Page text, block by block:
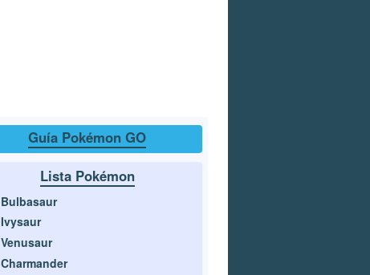
Guía Pokémon GO
Lista Pokémon
Bulbasaur
Ivysaur
Venusaur
Charmander